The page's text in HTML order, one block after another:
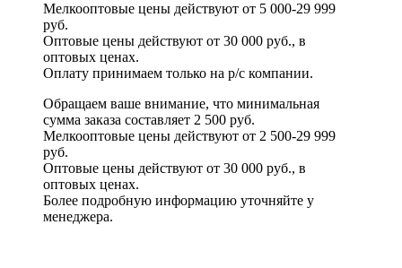
Мелкооптовые цены действуют от 5 000-29 999
руб.
Оптовые цены действуют от 30 000 руб., в
оптовых ценах.
Оплату принимаем только на р/с компании.
Обращаем ваше внимание, что минимальная
сумма заказа составляет 2 500 руб.
Мелкооптовые цены действуют от 2 500-29 999
руб.
Оптовые цены действуют от 30 000 руб., в
оптовых ценах.
Более подробную информацию уточняйте у
менеджера.